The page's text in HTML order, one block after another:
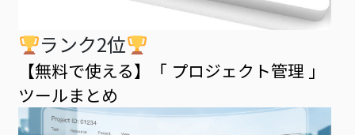
ランク2位
【無料で使える】「 プロジェクト管理 」
ツールまとめ